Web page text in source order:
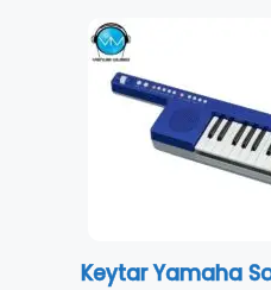
Keytar Yamaha